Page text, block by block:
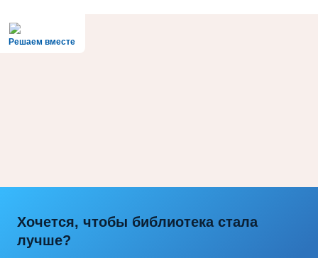
Решаем вместе
Хочется, чтобы библиотека стала
лучше?